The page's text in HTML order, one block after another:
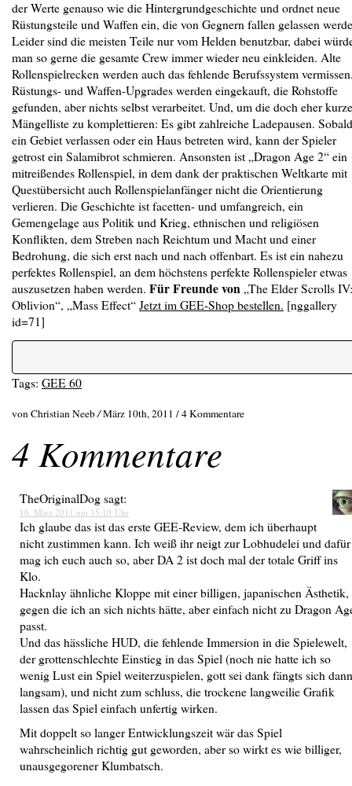
der Werte genauso wie die Hin­ter­grundgeschichte und ordnet neue
Rüstungsteile und Waffen ein, die von Gegnern fallen gelassen
Leider sind die meisten Teile nur vom Helden benutzbar, dabei
man so gerne die gesamte Crew immer wieder neu einkleiden. Alte
Rollenspielrecken werden auch das fehlende Berufssystem
Rüstungs- und Waffen-Upgrades werden eingekauft, die Rohstoffe
gefunden, aber nichts selbst verarbeitet. Und, um die doch eher kurze
Mängelliste zu komplettieren: Es gibt zahlreiche Ladepausen. Sobald
ein Gebiet verlassen oder ein Haus betreten wird, kann der Spieler
getrost ein Salamibrot schmieren. Ansonsten ist „Dragon Age 2“ ein
mitreißendes Rollenspiel, in dem dank der praktischen Weltkarte mit
Questübersicht auch Rollenspielanfänger nicht die Orientierung
verlieren. Die Geschichte ist facetten- und umfangreich, ein
Gemengelage aus Politik und Krieg, ethni­schen und religiösen
Konflikten, dem Streben nach Reichtum und Macht und einer
Bedrohung, die sich erst nach und nach offenbart. Es ist ein nahezu
perfektes Rollenspiel, an dem höchstens perfekte Rollenspieler etwas
auszusetzen haben werden. Für Freunde von „The Elder Scrolls IV:
Oblivion“, „Mass Effect“Jetzt im GEE-Shop bestellen. [nggallery
id=71]
Tags: GEE 60
von Christian Neeb/März 10th, 2011 /4 Kommentare
4 Kommentare
TheOriginalDogsagt:
16. März 2011 um 15:10 Uhr
Ich glaube das ist das erste GEE-Review, dem ich überhaupt
nicht zustimmen kann. Ich weiß ihr neigt zur Lobhudelei und dafür
mag ich euch auch so, aber DA 2 ist doch mal der totale Griff ins
Klo.
Hacknlay ähnliche Kloppe mit einer billigen, japanischen Ästhetik,
gegen die ich an sich nichts hätte, aber einfach nicht zu Dragon
passt.
Und das hässliche HUD, die fehlende Immersion in die Spielewelt,
der grottenschlechte Einstieg in das Spiel (noch nie hatte ich so
wenig Lust ein Spiel weiterzuspielen, gott sei dank fängts sich dann
langsam), und nicht zum schluss, die trockene langweilie Grafik
lassen das Spiel einfach unfertig wirken.
Mit doppelt so langer Entwicklungszeit wär das Spiel
wahrscheinlich richtig gut geworden, aber so wirkt es wie billiger,
unausgegorener Klumbatsch.